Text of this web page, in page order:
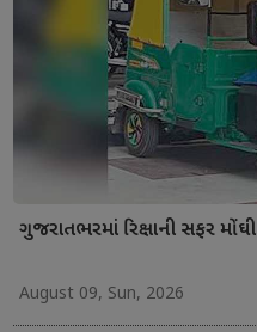
ગુજરાતભરમાં રિક્ષાની સફર મોંઘી
August 09, Sun, 2026